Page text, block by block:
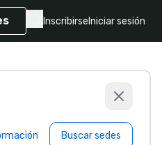
Inscribirse Iniciar sesión
Buscar sedes